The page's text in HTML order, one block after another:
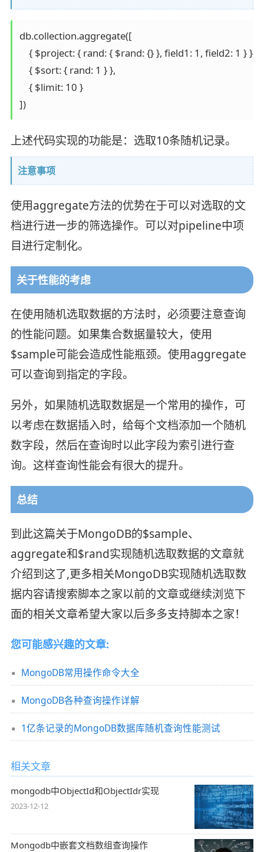
db.collection.aggregate([
    { $project: { rand: { $rand: {} }, field1: 1, field2: 1 } },
    { $sort: { rand: 1 } },
    { $limit: 10 }
])
上述代码实现的功能是：选取10条随机记录。
注意事项
使用aggregate方法的优势在于可以对选取的文
档进行进一步的筛选操作。可以对pipeline中项
目进行定制化。
关于性能的考虑
在使用随机选取数据的方法时，必须要注意查询
的性能问题。如果集合数据量较大，使用
$sample可能会造成性能瓶颈。使用aggregate
可以查询到指定的字段。
另外，如果随机选取数据是一个常用的操作，可
以考虑在数据插入时，给每个文档添加一个随机
数字段，然后在查询时以此字段为索引进行查
询。这样查询性能会有很大的提升。
总结
到此这篇关于MongoDB的$sample、
aggregate和$rand实现随机选取数据的文章就
介绍到这了,更多相关MongoDB实现随机选取数
据内容请搜索脚本之家以前的文章或继续浏览下
面的相关文章希望大家以后多多支持脚本之家！
您可能感兴趣的文章:
MongoDB常用操作命令大全
MongoDB各种查询操作详解
1亿条记录的MongoDB数据库随机查询性能测试
相关文章
mongodb中ObjectId和ObjectIdr实现
2023-12-12
Mongodb中嵌套文档数组查询操作